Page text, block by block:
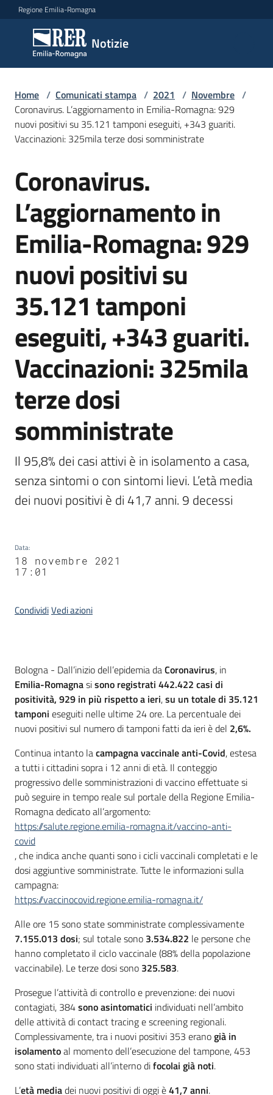
Vai al contenuto
Vai alla navigazione
Vai al footer
Regione Emilia-Romagna
Notizie
Notizie
Comunicati
stampa
Menu selezionato
Cerca
comunicato
Risorse
Agenzia
di
informazione
comunicazione
Seguici
su
Home / Comunicati stampa / 2021 / Novembre /
Coronavirus. L’aggiornamento in Emilia-Romagna: 929
nuovi positivi su 35.121 tamponi eseguiti, +343 guariti.
Vaccinazioni: 325mila terze dosi somministrate
Salta al contenuto
Coronavirus.
L’aggiornamento in
Emilia-Romagna: 929
nuovi positivi su
35.121 tamponi
eseguiti, +343 guariti.
Vaccinazioni: 325mila
terze dosi
somministrate
Il 95,8% dei casi attivi è in isolamento a casa,
senza sintomi o con sintomi lievi. L’età media
dei nuovi positivi è di 41,7 anni. 9 decessi
Data:
18 novembre 2021
17:01
CondividiVedi azioni
Contenuto
Bologna - Dall’inizio dell’epidemia daCoronavirus, in
Emilia-Romagnasisono registrati 442.422 casi di
positività, 929 in più rispetto a ieri,su un totale di 35.121
tamponi eseguiti nelle ultime 24 ore. La percentuale dei
nuovi positivi sul numero di tamponi fatti da ieri è del 2,6%.
Continua intanto lacampagna vaccinale anti-Covid, estesa
a tutti i cittadini sopra i 12 anni di età. Il conteggio
progressivo delle somministrazioni di vaccino effettuate si
può seguire in tempo reale sul portale della Regione Emilia-
Romagna dedicato all’argomento:
https://salute.regione.emilia-romagna.it/vaccino-anti-
covid
, che indica anche quanti sono i cicli vaccinali completati e le
dosi aggiuntive somministrate. Tutte le informazioni sulla
campagna:
https://vaccinocovid.regione.emilia-romagna.it/
Alle ore 15 sono state somministrate complessivamente
7.155.013 dosi; sul totale sono 3.534.822 le persone che
hanno completato il ciclo vaccinale (88% della popolazione
vaccinabile). Le terze dosi sono 325.583.
Prosegue l’attività di controllo e prevenzione: dei nuovi
contagiati, 384sono asintomatici individuati nell’ambito
delle attività di contact tracing e screening regionali.
Complessivamente, tra i nuovi positivi 353 eranogià in
isolamentoal momento dell’esecuzione del tampone, 453
sono stati individuati all’interno difocolai già noti.
L’età mediadei nuovi positivi di oggi è41,7 anni.